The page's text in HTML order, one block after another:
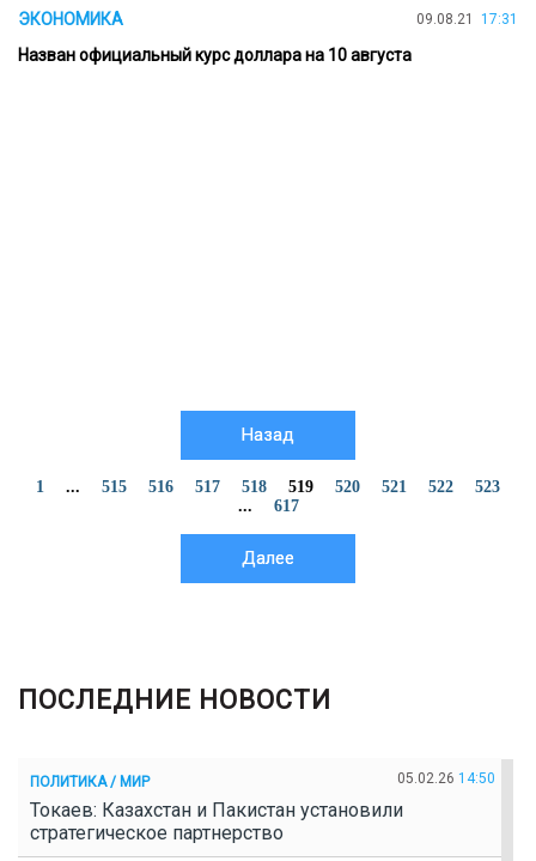
ЭКОНОМИКА 09.08.21 17:31
Назван официальный курс доллара на 10 августа
Назад
1 ... 515 516 517 518 519 520 521 522
523
...
617
Далее
ПОСЛЕДНИЕ НОВОСТИ
ПОЛИТИКА / МИР 05.02.26 14:50
Токаев: Казахстан и Пакистан установили
стратегическое партнерство